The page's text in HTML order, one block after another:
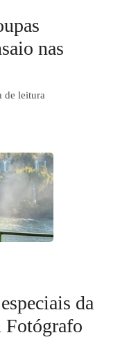
nas
de leitura
da
Fotógrafo